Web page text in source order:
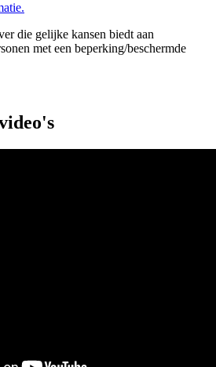
die gelijke kansen biedt aan
met een beperking/beschermde